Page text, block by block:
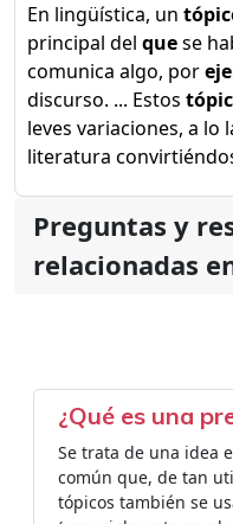
En lingüística, un
principal del quese
comunica algo, por
discurso. ... Estos
leves variaciones, a lo
literatura
Preguntas y
relacionadas
¿Qué es una
Se trata de una idea
común que, de tan
tópicos también se